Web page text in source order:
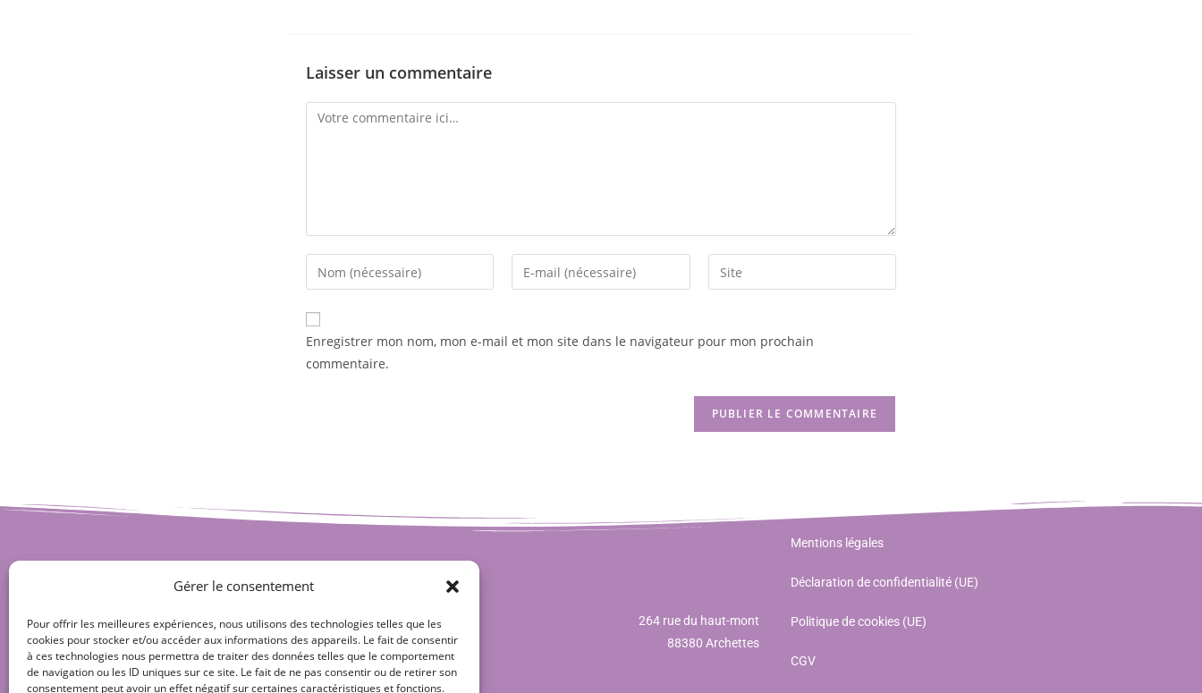
Gérer le consentement
Pour offrir les meilleures expériences, nous utilisons des technologies telles que les
cookies pour stocker et/ou accéder aux informations des appareils. Le fait de consentir
à ces technologies nous permettra de traiter des données telles que le comportement
de navigation ou les ID uniques sur ce site. Le fait de ne pas consentir ou de retirer son
consentement peut avoir un effet négatif sur certaines caractéristiques et fonctions.
Laisser un commentaire
Enregistrer mon nom, mon e-mail et mon site dans le navigateur pour mon prochain
commentaire.
264 rue du haut-mont
88380 Archettes
Mentions légales
Déclaration de confidentialité (UE)
Politique de cookies (UE)
CGV